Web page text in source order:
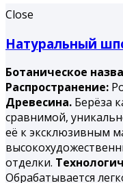
Close
Натуральный
Ботаническое
Распространение:
Древесина. Берёза
сравнимой,
её к эксклюзивным
отделки.
Обрабатывается